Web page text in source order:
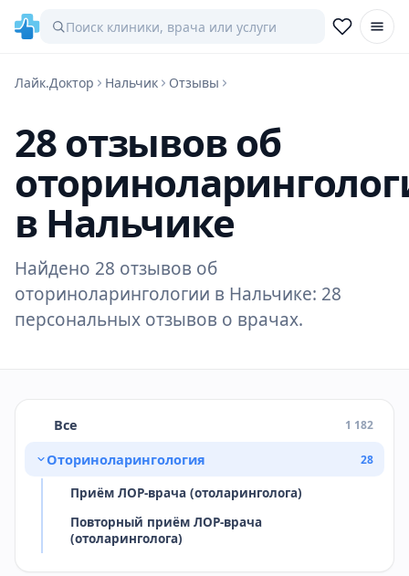
Лайк.Доктор Нальчик Отзывы
28 отзывов об
в Нальчике
Найдено 28 отзывов об
оториноларингологии в Нальчике: 28
персональных отзывов о врачах.
Все 1 182
Оториноларингология 28
Приём ЛОР-врача (отоларинголога)
Повторный приём ЛОР-врача
(отоларинголога)